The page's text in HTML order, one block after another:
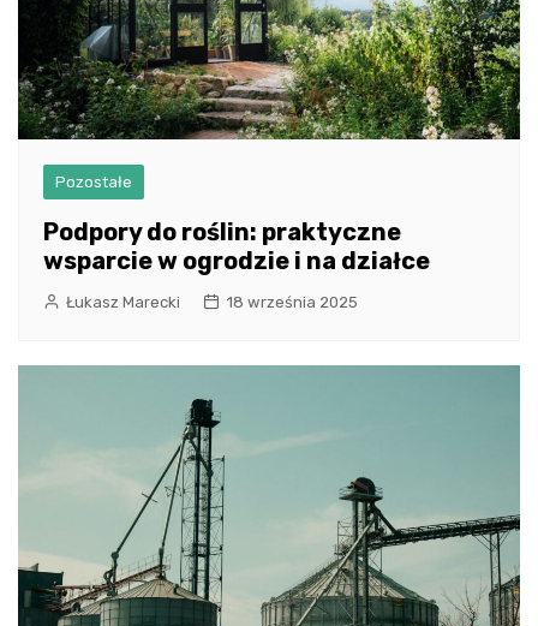
Pozostałe
Podpory do roślin: praktyczne
wsparcie w ogrodzie i na działce
Łukasz Marecki 18 września 2025